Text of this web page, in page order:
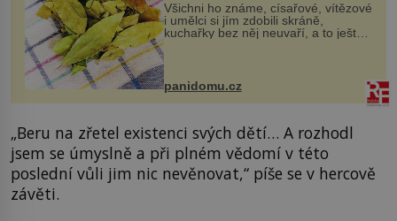
Všichni ho známe, císařové, vítězové
i umělci si jím zdobili skráně,
kuchařky bez něj neuvaří, a to ještě
nevíte, že bobkový list může výrazně
zmírnit některé naše neduhy.
Obsahuje v malém množství ně...
panidomu.cz
„Beru na zřetel existenci svých dětí… A rozhodl
jsem se úmyslně a při plném vědomí v této
poslední vůli jim nic nevěnovat,“ píše se v hercově
závěti.